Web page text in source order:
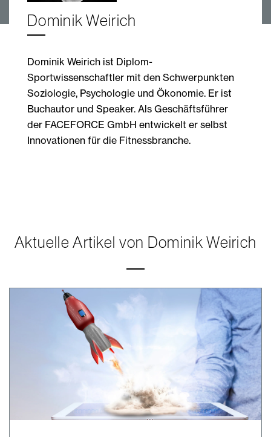
Dominik Weirich
Dominik Weirich ist Diplom-
Sportwissenschaftler mit den Schwerpunkten
Soziologie, Psychologie und Ökonomie. Er ist
Buchautor und Speaker. Als Geschäftsführer
der FACEFORCE GmbH entwickelt er selbst
Innovationen für die Fitnessbranche.
Aktuelle Artikel von Dominik Weirich